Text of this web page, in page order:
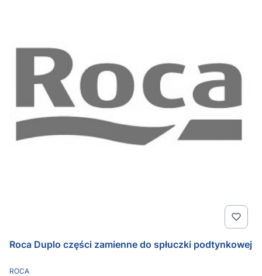
Roca Duplo części zamienne do spłuczki podtynkowej
PRODUCENT
ROCA